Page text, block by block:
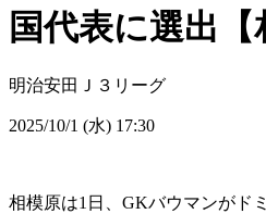
国代表に選出【
明治安田Ｊ３リーグ
2025/10/1 (水) 17:30
相模原は1日、GKバウマンがド